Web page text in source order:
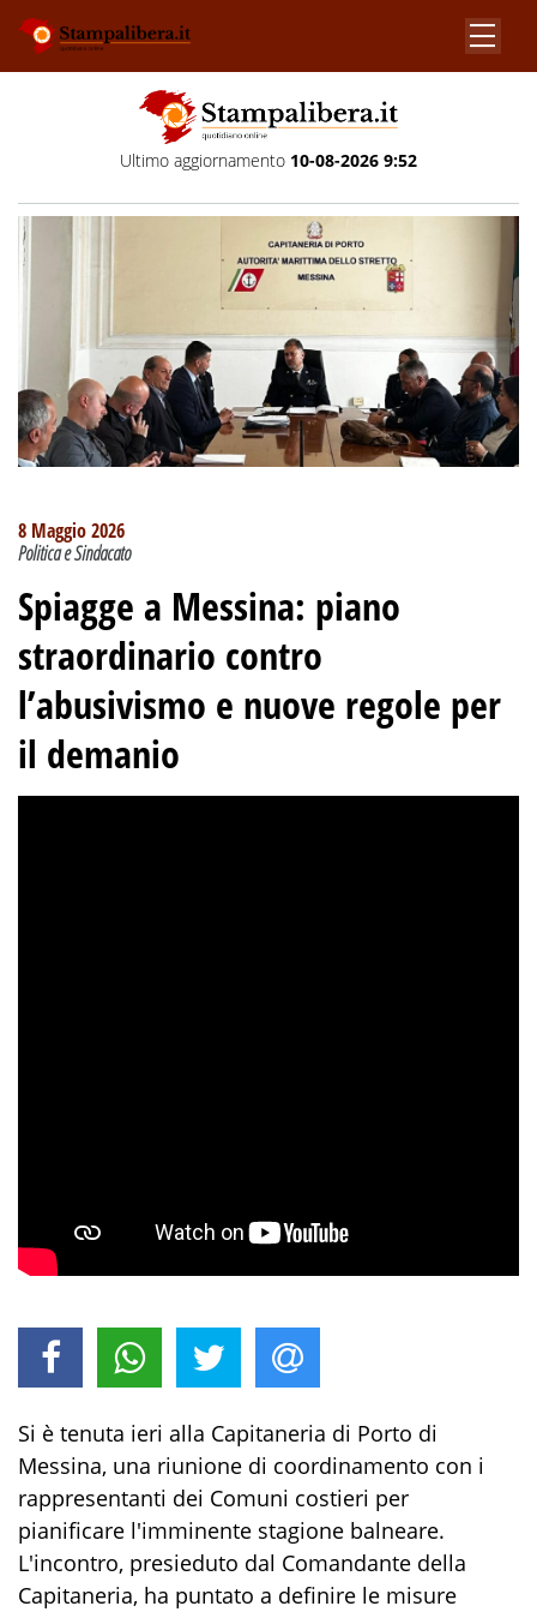
Ultimo aggiornamento 10-08-2026 9:52
8 Maggio 2026
Politica e Sindacato
Spiagge a Messina: piano
straordinario contro
l’abusivismo e nuove regole per
il demanio
Si è tenuta ieri alla Capitaneria di Porto di
Messina, una riunione di coordinamento con i
rappresentanti dei Comuni costieri per
pianificare l'imminente stagione balneare.
L'incontro, presieduto dal Comandante della
Capitaneria, ha puntato a definire le misure